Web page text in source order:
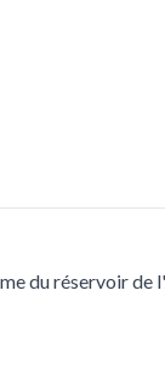
du réservoir